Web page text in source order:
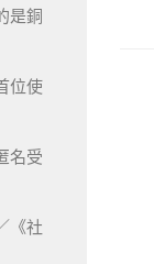
是銅
位使
名受
《社